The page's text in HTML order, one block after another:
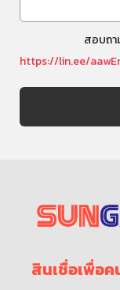
สอบถา
https://lin.ee/
สินเชื่อเพื่อค